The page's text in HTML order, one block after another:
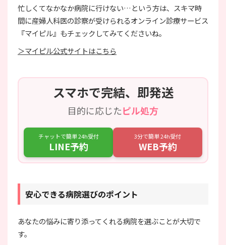
忙しくてなかなか病院に行けない…という方は、スキマ時
間に産婦人科医の診察が受けられるオンライン診療サービス
『マイピル』もチェックしてみてくださいね。
＞マイピル公式サイトはこちら
スマホで完結、即発送
目的に応じたピル処方
チャットで簡単 24h受付
LINE予約
3分で簡単 24h受付
WEB予約
安心できる病院選びのポイント
あなたの悩みに寄り添ってくれる病院を選ぶことが大切で
す。